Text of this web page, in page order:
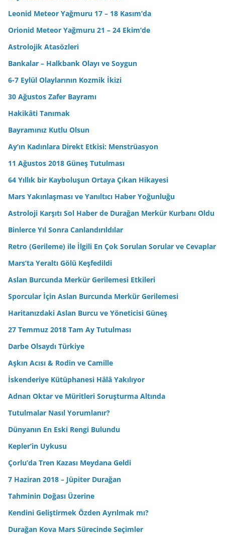
Leonid Meteor Yağmuru 17 – 18 Kasım’da
Orionid Meteor Yağmuru 21 – 24 Ekim’de
Astrolojik Atasözleri
Bankalar – Halkbank Olayı ve Soygun
6-7 Eylül Olaylarının Kozmik İkizi
30 Ağustos Zafer Bayramı
Hakikâti Tanımak
Bayramınız Kutlu Olsun
Ay’ın Kadınlara Direkt Etkisi: Menstrüasyon
11 Ağustos 2018 Güneş Tutulması
64 Yıllık bir Kayboluşun Ortaya Çıkan Hikayesi
Mars Yakınlaşması ve Yanıltıcı Haber Yoğunluğu
Astroloji Karşıtı Sol Haber de Durağan Merkür Kurbanı Oldu
Binlerce Yıl Sonra Canlandırıldılar
Retro (Gerileme) ile İlgili En Çok Sorulan Sorular ve Cevaplar
Mars’ta Yeraltı Gölü Keşfedildi
Aslan Burcunda Merkür Gerilemesi Etkileri
Sporcular İçin Aslan Burcunda Merkür Gerilemesi
Haritanızdaki Aslan Burcu ve Yöneticisi Güneş
27 Temmuz 2018 Tam Ay Tutulması
Darbe Olsaydı Türkiye
Aşkın Acısı & Rodin ve Camille
İskenderiye Kütüphanesi Hâlâ Yakılıyor
Adnan Oktar ve Müritleri Soruşturma Altında
Tutulmalar Nasıl Yorumlanır?
Dünyanın En Eski Rengi Bulundu
Kepler’in Uykusu
Çorlu’da Tren Kazası Meydana Geldi
7 Haziran 2018 – Jüpiter Durağan
Tahminin Doğası Üzerine
Kendini Geliştirmek Özden Ayrılmak mı?
Durağan Kova Mars Sürecinde Seçimler